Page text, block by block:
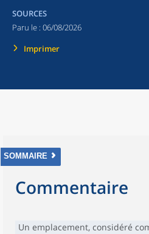
SOURCES
Paru le : 06/08/2026
Imprimer
SOMMAIRE
Commentaire
Un emplacement, considéré